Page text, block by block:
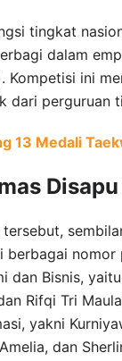
tingkat
dalam
Kompetisi ini
dari perguruan
13 Medali
berbagai
dan Bisnis,
Rifqi Tri
yakni
dan